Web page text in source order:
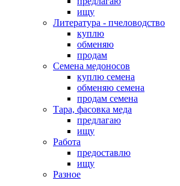
ищу
Литература - пчеловодство
куплю
обменяю
продам
Семена медоносов
куплю семена
обменяю семена
продам семена
Тара, фасовка меда
предлагаю
ищу
Работа
предоставлю
ищу
Разное